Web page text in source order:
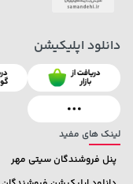
1,849,000 تومان
2,179,000
لینک های مفید
پنل فروشندگان سیتی مهر
دانلود اپلیکیشن